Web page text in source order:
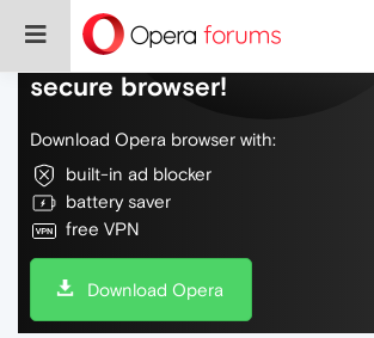
Do more on the web, with a
secure browser!
Download Opera browser with:
built-in ad blocker
battery saver
free VPN
Download Opera